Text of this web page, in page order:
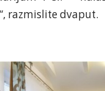
razmislite dvaput.